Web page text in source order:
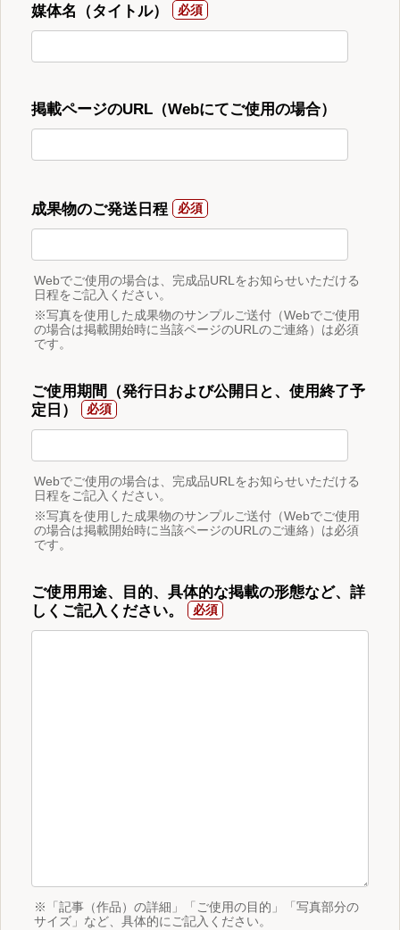
媒体名（タイトル）
掲載ページのURL（Webにてご使用の場合）
成果物のご発送日程
Webでご使用の場合は、完成品URLをお知らせいただける
日程をご記入ください。
※写真を使用した成果物のサンプルご送付（Webでご使用
の場合は掲載開始時に当該ページのURLのご連絡）は必須
です。
ご使用期間（発行日および公開日と、使用終了予
定日）
Webでご使用の場合は、完成品URLをお知らせいただける
日程をご記入ください。
※写真を使用した成果物のサンプルご送付（Webでご使用
の場合は掲載開始時に当該ページのURLのご連絡）は必須
です。
ご使用用途、目的、具体的な掲載の形態など、詳
しくご記入ください。
※「記事（作品）の詳細」「ご使用の目的」「写真部分の
サイズ」など、具体的にご記入ください。